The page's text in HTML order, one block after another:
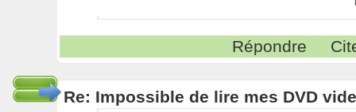
Répondre
Re: Impossible de lire mes DVD